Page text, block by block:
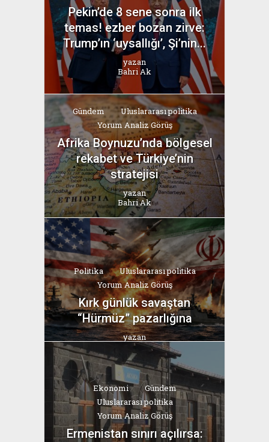
Pekin’de 8 sene sonra ilk
temas! ezber bozan zirve:
Trump’ın ‘uysallığı’, Şi’nin...
yazan
Bahri Ak
Gündem
Uluslararası politika
Yorum Analiz Görüş
Afrika Boynuzu’nda bölgesel
rekabet ve Türkiye’nin
stratejisi
yazan
Bahri Ak
Politika
Uluslararası politika
Yorum Analiz Görüş
Kırk günlük savaştan
“Hürmüz” pazarlığına
yazan
Bahri Ak
Ekonomi
Gündem
Uluslararası politika
Yorum Analiz Görüş
Ermenistan sınırı açılırsa: